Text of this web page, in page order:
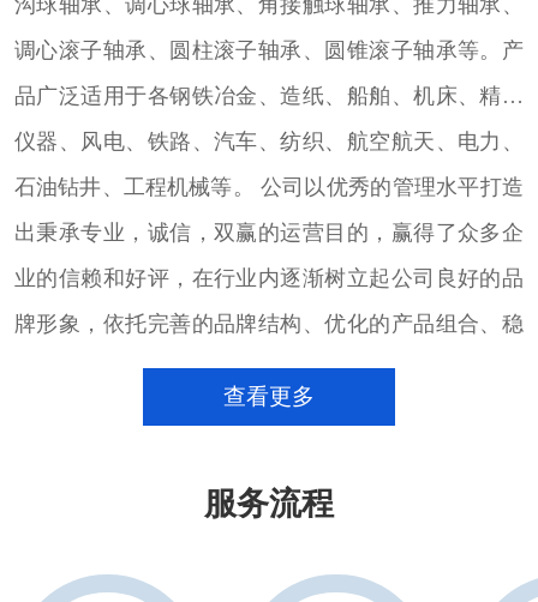
调心滚子轴承、圆柱滚子轴承、圆锥滚子轴承等。产
品广泛适用于各钢铁冶金、造纸、船舶、机床、精密
仪器、风电、铁路、汽车、纺织、航空航天、电力、
石油钻井、工程机械等。 公司以优秀的管理水平打造
出秉承专业，诚信，双赢的运营目的，赢得了众多企
业的信赖和好评，在行业内逐渐树立起公司良好的品
牌形象，依托完善的品牌结构、优化的产品组合、稳
定的大量货源的进口轴承销售团队，致力于以专注的
心态，通过完善的销售服务体系和技术团队，配合用
强沟通、加深了解，为用户提供更好的产品和服务。
查看更多
服务流程